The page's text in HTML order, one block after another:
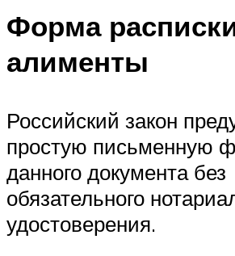
Форма
алименты
Российский закон
простую письменную
данного документа без
обязательного
удостоверения.